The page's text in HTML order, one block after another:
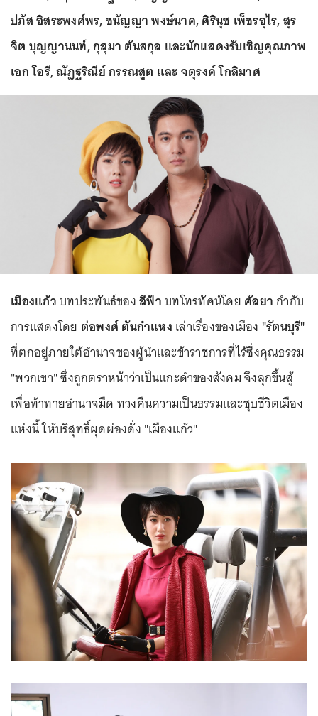
ปภัส อิสระพงศ์พร, ชนัญญา พงษ์นาค, ศิรินุช เพ็ชรอุไร, สุร
จิต บุญญานนท์, กุสุมา ตันสกุล และนักแสดงรับเชิญคุณภาพ
เอก โอรี, ณัฏฐริณีย์ กรรณสูต และ จตุรงค์ โกลิมาศ
เมืองแก้วบทประพันธ์ของสีฟ้าบทโทรทัศน์โดย ศัลยากำกับ
การแสดงโดย ต่อพงศ์ ตันกำแหง เล่าเรื่องของเมือง "รัตนบุรี"
ที่ตกอยู่ภายใต้อำนาจของผู้นำและข้าราชการที่ไร้ซึ่งคุณธรรม
"พวกเขา" ซึ่งถูกตราหน้าว่าเป็นแกะดำของสังคม จึงลุกขึ้นสู้
เพื่อท้าทายอำนาจมืด ทวงคืนความเป็นธรรมและชุบชีวิตเมือง
แห่งนี้ ให้บริสุทธิ์ผุดผ่องดั่ง "เมืองแก้ว"